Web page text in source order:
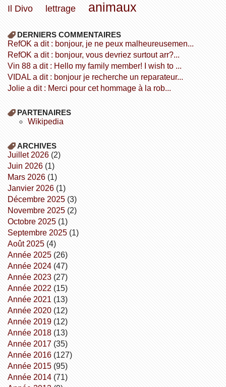
Il Divo lettrage animaux
DERNIERS COMMENTAIRES
refOK a dit : bonjour, je ne peux malheureusemen...
refOK a dit : bonjour, vous devriez surtout arr?...
Vin 88 a dit : Hello my family member! I wish to ...
VIDAL a dit : bonjour je recherche un reparateur...
Jolie a dit : Merci pour cet hommage à la rob...
PARTENAIRES
wikipedia
ARCHIVES
juillet 2026(2)
juin 2026(1)
mars 2026(1)
janvier 2026(1)
décembre 2025(3)
novembre 2025(2)
octobre 2025(1)
septembre 2025(1)
août 2025(4)
année 2025(26)
année 2024(47)
année 2023(27)
année 2022 (15)
année 2021 (13)
année 2020(12)
année 2019(12)
année 2018(13)
année 2017(35)
année 2016(127)
année 2015(95)
année 2014(71)